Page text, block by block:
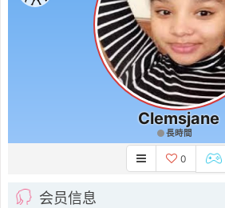
Clemsjane
長時間
0
会员信息